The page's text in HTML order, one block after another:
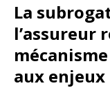
La
l’assureur
aux